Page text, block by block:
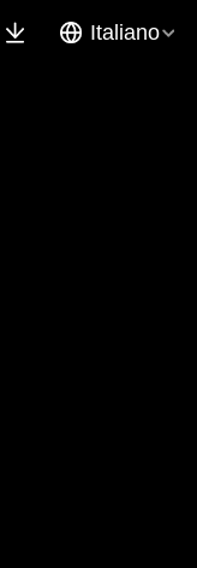
Italiano